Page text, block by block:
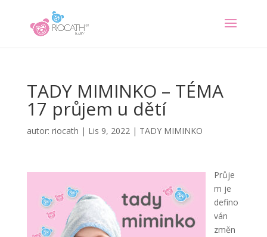
TADY MIMINKO – TÉMA
17 průjem u dětí
autor: riocath | Lis 9, 2022| TADY MIMINKO
Průje
m je
defino
ván
změn